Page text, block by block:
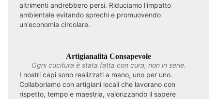
altrimenti andrebbero persi. Riduciamo l'impatto
ambientale evitando sprechi e promuovendo
un'economia circolare.
Artigianalità Consapevole
Ogni cucitura è stata fatta con cura, non in serie.
I nostri capi sono realizzati a mano, uno per uno.
Collaboriamo con artigiani locali che lavorano con
rispetto, tempo e maestria, valorizzando il sapere